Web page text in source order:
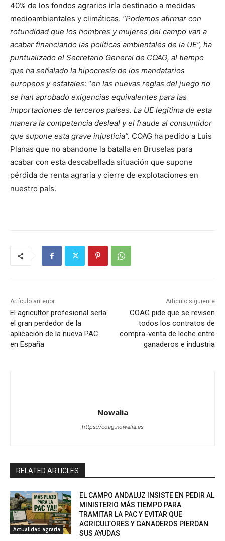
40% de los fondos agrarios iría destinado a medidas
medioambientales y climáticas. “Podemos afirmar con
rotundidad que los hombres y mujeres del campo van a
acabar financiando las políticas ambientales de la UE”, ha
puntualizado el Secretario General de COAG, al tiempo
que ha señalado la hipocresía de los mandatarios
europeos y estatales: “en las nuevas reglas del juego no
se han aprobado exigencias equivalentes para las
importaciones de terceros países. La UE legitima de esta
manera la competencia desleal y el fraude al consumidor
que supone esta grave injusticia”. COAG ha pedido a Luis
Planas que no abandone la batalla en Bruselas para
acabar con esta descabellada situación que supone
pérdida de renta agraria y cierre de explotaciones en
nuestro país.
Artículo anterior
El agricultor profesional sería
el gran perdedor de la
aplicación de la nueva PAC
en España
Artículo siguiente
COAG pide que se revisen
todos los contratos de
compra-venta de leche entre
ganaderos e industria
Nowalia
https://coag.nowalia.es
RELATED ARTICLES
Actualidad agraria
EL CAMPO ANDALUZ INSISTE EN PEDIR AL
MINISTERIO MÁS TIEMPO PARA
TRAMITAR LA PAC Y EVITAR QUE
AGRICULTORES Y GANADEROS PIERDAN
SUS AYUDAS